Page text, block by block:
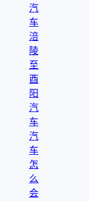
汽
车
涪
陵
至
酉
阳
汽
车
汽
车
怎
么
会